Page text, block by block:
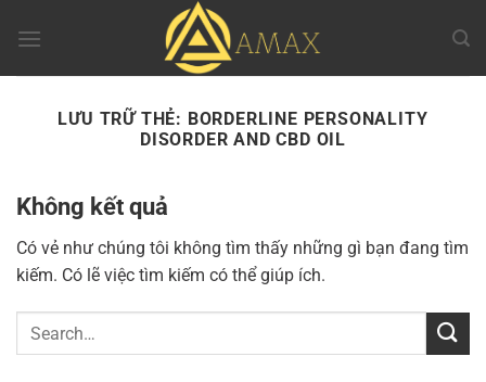
đến
LƯU TRỮ THẺ: BORDERLINE PERSONALITY
DISORDER AND CBD OIL
Không kết quả
Có vẻ như chúng tôi không tìm thấy những gì bạn đang tìm
kiếm. Có lẽ việc tìm kiếm có thể giúp ích.